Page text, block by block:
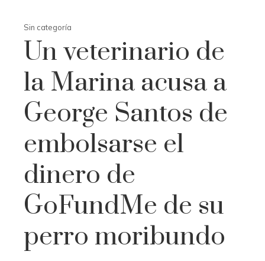
Sin categoría
Un veterinario de
la Marina acusa a
George Santos de
embolsarse el
dinero de
GoFundMe de su
perro moribundo